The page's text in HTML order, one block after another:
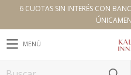
6 CUOTAS SIN INTERÉS CON
MENÚ